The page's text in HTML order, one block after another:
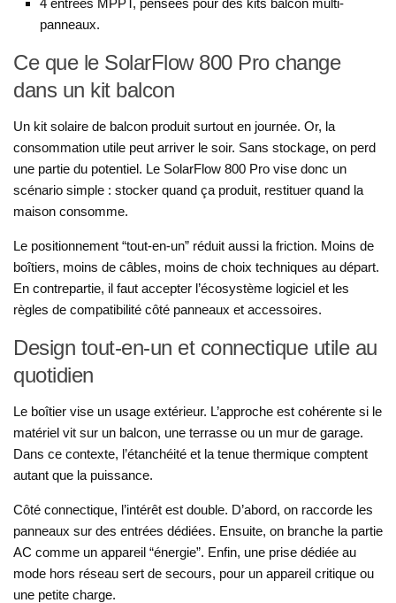
4 entrées MPPT, pensées pour des kits balcon multi-
panneaux.
Ce que le SolarFlow 800 Pro change
dans un kit balcon
Un kit solaire de balcon produit surtout en journée. Or, la
consommation utile peut arriver le soir. Sans stockage, on perd
une partie du potentiel. Le SolarFlow 800 Pro vise donc un
scénario simple : stocker quand ça produit, restituer quand la
maison consomme.
Le positionnement “tout-en-un” réduit aussi la friction. Moins de
boîtiers, moins de câbles, moins de choix techniques au départ.
En contrepartie, il faut accepter l’écosystème logiciel et les
règles de compatibilité côté panneaux et accessoires.
Design tout-en-un et connectique utile au
quotidien
Le boîtier vise un usage extérieur. L’approche est cohérente si le
matériel vit sur un balcon, une terrasse ou un mur de garage.
Dans ce contexte, l’étanchéité et la tenue thermique comptent
autant que la puissance.
Côté connectique, l’intérêt est double. D’abord, on raccorde les
panneaux sur des entrées dédiées. Ensuite, on branche la partie
AC comme un appareil “énergie”. Enfin, une prise dédiée au
mode hors réseau sert de secours, pour un appareil critique ou
une petite charge.